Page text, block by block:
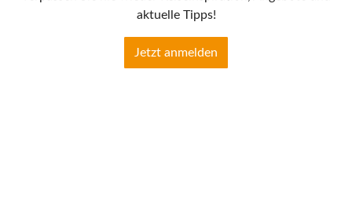
aktuelle Tipps!
Jetzt anmelden